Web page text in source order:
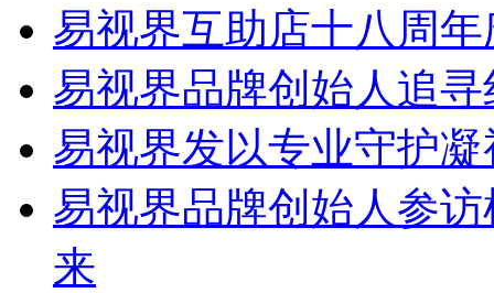
易视界互助店十八周
易视界品牌创始人追
易视界发以专业守护
易视界品牌创始人参
来